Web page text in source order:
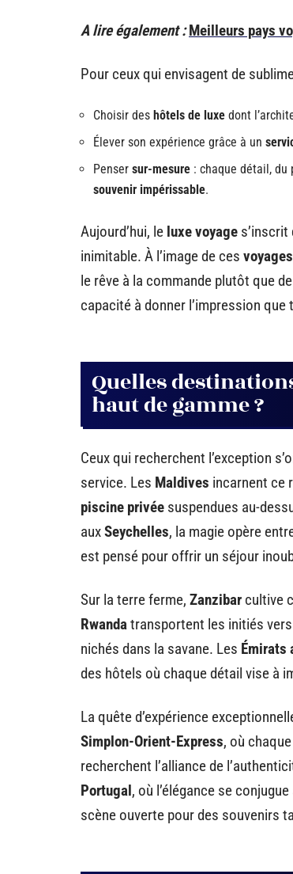
A lire également : Meilleurs pays
Pour ceux qui envisagent de
Choisir des hôtels de luxe dont
Élever son expérience grâce à un
Penser sur-mesure : chaque détail, du
souvenir impérissable.
Aujourd’hui, le luxe voyage
inimitable. À l’image de ces
le rêve à la commande plutôt que
capacité à donner l’impression
Quelles
haut de gamme ?
Ceux qui recherchent l’exception
service. Les Maldives incarnent ce
piscine privée suspendues au-
auxSeychelles, la magie opère
est pensé pour offrir un séjour
Sur la terre ferme, Zanzibar cultive
Rwandatransportent les initiés
nichés dans la savane. Les Émirats
des hôtels où chaque détail vise à
La quête d’expérience
Simplon-Orient-Express, où
recherchent l’alliance de
Portugal, où l’élégance se
scène ouverte pour des souvenirs